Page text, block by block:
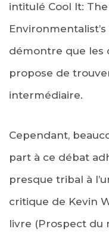
intitulé Cool It:
démontre que les
propose de
intermédiaire.
Cependant,
part à ce débat
presque tribal à
critique de Kevin
livre (Prospect du